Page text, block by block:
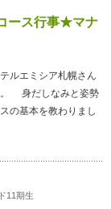
ース行事★マナ
ルエミシア札幌さん
。 身だしなみと姿勢
の基本を教わりまし
11期生